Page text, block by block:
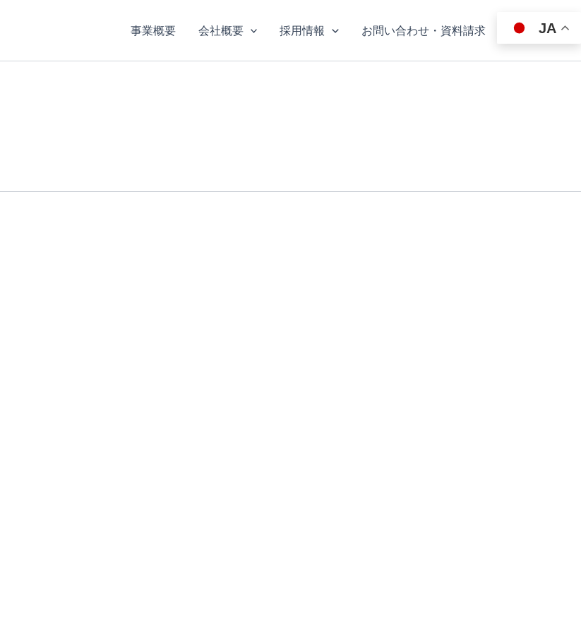
事業概要 会社概要 採用情報 お問い合わせ・資料請求 JA